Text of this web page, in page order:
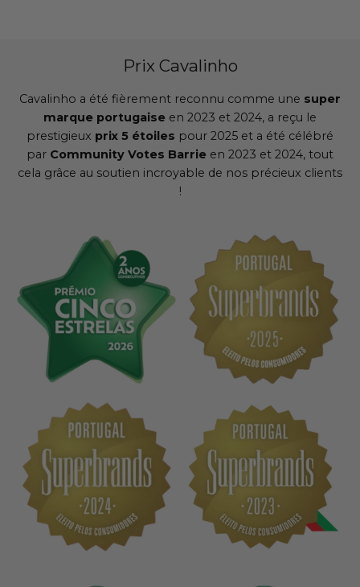
Prix Cavalinho
Cavalinho a été fièrement reconnu comme une super
marque portugaise en 2023 et 2024, a reçu le
prestigieux prix 5 étoiles pour 2025 et a été célébré
par Community Votes Barrie en 2023 et 2024, tout
cela grâce au soutien incroyable de nos précieux clients
!